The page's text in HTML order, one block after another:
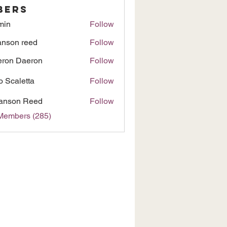
Follow
reed
Follow
Daeron
Follow
Scaletta Follow
Reed
Follow
(285)